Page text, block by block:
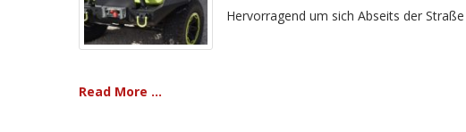
Hervorragend um sich Abseits der
Read More ...